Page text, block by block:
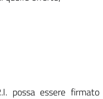
possa essere firmato